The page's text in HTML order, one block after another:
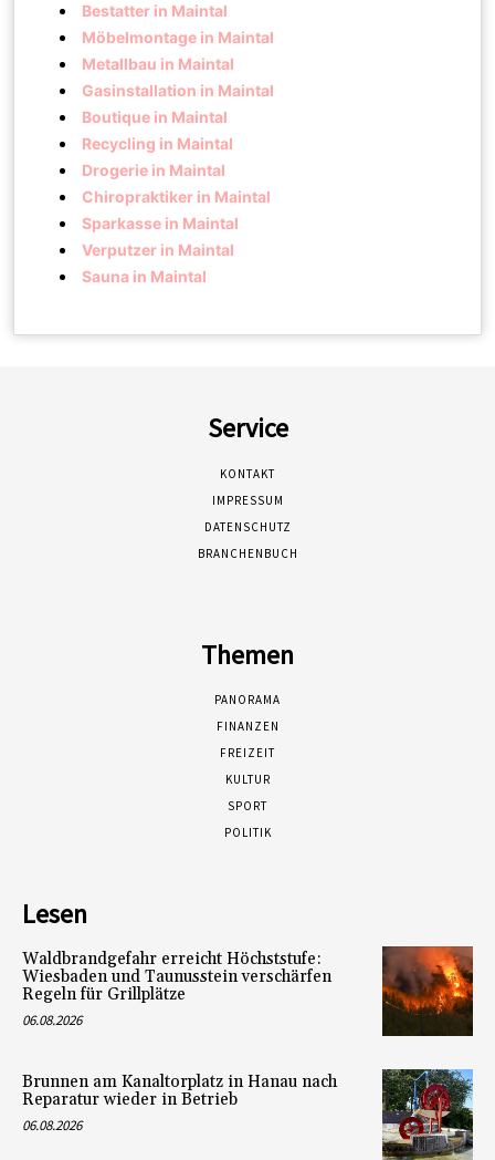
Bestatter in Maintal
Möbelmontage in Maintal
Metallbau in Maintal
Gasinstallation in Maintal
Boutique in Maintal
Recycling in Maintal
Drogerie in Maintal
Chiropraktiker in Maintal
Sparkasse in Maintal
Verputzer in Maintal
Sauna in Maintal
Service
KONTAKT
IMPRESSUM
DATENSCHUTZ
BRANCHENBUCH
Themen
PANORAMA
FINANZEN
FREIZEIT
KULTUR
SPORT
POLITIK
Lesen
Waldbrandgefahr erreicht Höchststufe:
Wiesbaden und Taunusstein verschärfen
Regeln für Grillplätze
06.08.2026
Brunnen am Kanaltorplatz in Hanau nach
Reparatur wieder in Betrieb
06.08.2026